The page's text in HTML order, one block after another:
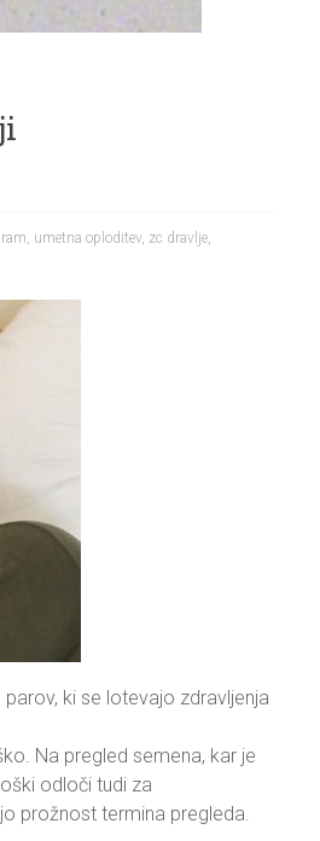
, umetna oploditev, zc dravlje,
ki se lotevajo zdravljenja
Na pregled semena, kar je
odloči tudi za
prožnost termina pregleda.